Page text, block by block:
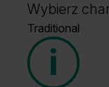
Wybierz
Traditional